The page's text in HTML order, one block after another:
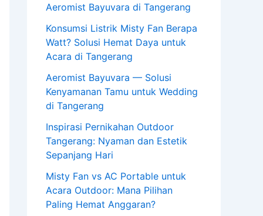
Aeromist Bayuvara di Tangerang
Konsumsi Listrik Misty Fan Berapa
Watt? Solusi Hemat Daya untuk
Acara di Tangerang
Aeromist Bayuvara — Solusi
Kenyamanan Tamu untuk Wedding
di Tangerang
Inspirasi Pernikahan Outdoor
Tangerang: Nyaman dan Estetik
Sepanjang Hari
Misty Fan vs AC Portable untuk
Acara Outdoor: Mana Pilihan
Paling Hemat Anggaran?